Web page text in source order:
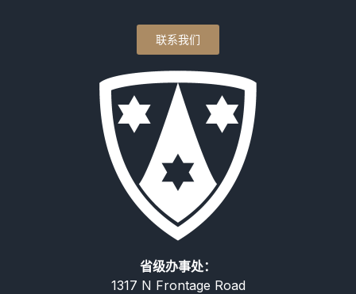
联系我们
省级办事处：
1317 N Frontage Road